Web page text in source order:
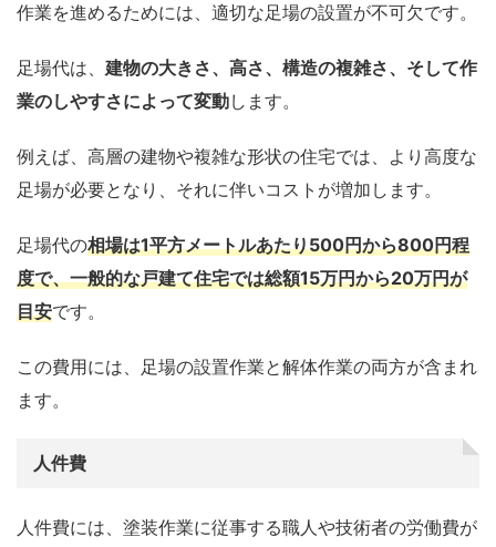
作業を進めるためには、適切な足場の設置が不可欠です。
足場代は、 建物の大きさ、高さ、構造の複雑さ、そして作
業のしやすさによって変動します。
例えば、高層の建物や複雑な形状の住宅では、より高度な
足場が必要となり、それに伴いコストが増加します。
足場代の相場は1平方メートルあたり500円から800円程
度で、一般的な戸建て住宅では総額15万円から20万円が
目安です。
この費用には、足場の設置作業と解体作業の両方が含まれ
ます。
人件費
人件費には、塗装作業に従事する職人や技術者の労働費が